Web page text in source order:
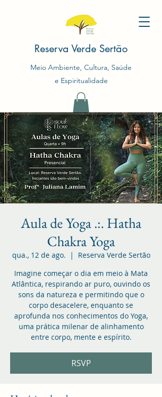
Reserva Verde Sertão
Meio Ambiente, Cultura, Saúde
e Espiritualidade
Aula de Yoga .:. Hatha
Chakra Yoga
qua., 12 de ago.
  |
Reserva Verde Sertão
Imagine começar o dia em meio à Mata
Atlântica, respirando ar puro, ouvindo os
sons da natureza e permitindo que o
corpo desacelere, enquanto se
aprofunda nos conhecimentos do Yoga,
uma prática milenar de alinhamento
entre corpo, mente e espírito.
RSVP